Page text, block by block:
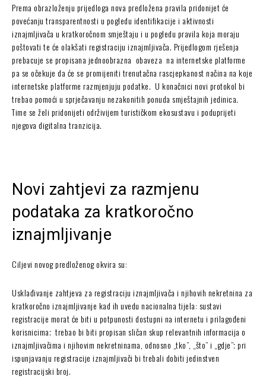
Prema obrazloženju prijedloga nova predložena pravila pridonijet će
povećanju transparentnosti u pogledu identifikacije i aktivnosti
iznajmljivača u kratkoročnom smještaju i u pogledu pravila koja moraju
poštovati te će olakšati registraciju iznajmljivača. Prijedlogom rješenja
prebacuje se propisana jednoobrazna obaveza na internetske platforme
pa se očekuje da će se promijeniti trenutačna rascjepkanost načina na koje
internetske platforme razmjenjuju podatke. U konačnici novi protokol bi
trebao pomoći u sprječavanju nezakonitih ponuda smještajnih jedinica.
Time se želi pridonijeti održivijem turističkom ekosustavu i poduprijeti
njegova digitalna tranzicija.
Novi zahtjevi za razmjenu
podataka za kratkoročno
iznajmljivanje
Ciljevi novog predloženog okvira su:
Usklađivanje zahtjeva za registraciju iznajmljivača i njihovih nekretnina za
kratkoročno iznajmljivanje kad ih uvedu nacionalna tijela: sustavi
registracije morat će biti u potpunosti dostupni na internetu i prilagođeni
korisnicima; trebao bi biti propisan sličan skup relevantnih informacija o
iznajmljivačima i njihovim nekretninama, odnosno „tko”, „što” i „gdje”; pri
ispunjavanju registracije iznajmljivači bi trebali dobiti jedinstven
registracijski broj.